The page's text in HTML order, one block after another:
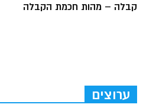
קבלה – מהות חכמת הקבלה
ערוצים